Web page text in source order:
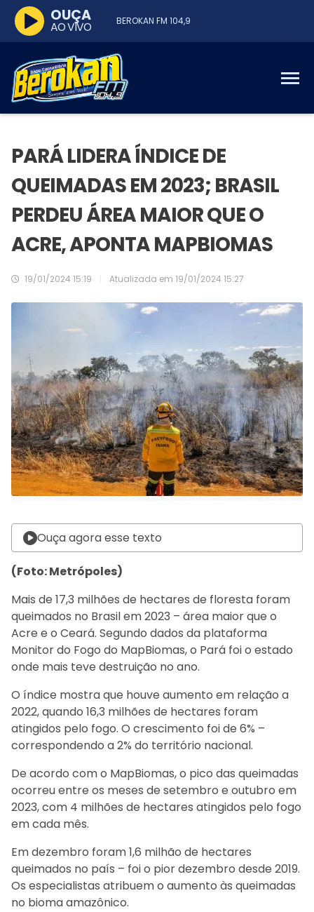
BEROKAN FM 104,9
OUÇA
AO VIVO
PARÁ LIDERA ÍNDICE DE
QUEIMADAS EM 2023; BRASIL
PERDEU ÁREA MAIOR QUE O
ACRE, APONTA MAPBIOMAS
19/01/2024 15:19 Atualizada em 19/01/2024 15:27
Ouça agora esse texto
(Foto: Metrópoles)
Mais de 17,3 milhões de hectares de floresta foram
queimados no Brasil em 2023 – área maior que o
Acre e o Ceará. Segundo dados da plataforma
Monitor do Fogo do MapBiomas, o Pará foi o estado
onde mais teve destruição no ano.
O índice mostra que houve aumento em relação a
2022, quando 16,3 milhões de hectares foram
atingidos pelo fogo. O crescimento foi de 6% –
correspondendo a 2% do território nacional.
De acordo com o MapBiomas, o pico das queimadas
ocorreu entre os meses de setembro e outubro em
2023, com 4 milhões de hectares atingidos pelo fogo
em cada mês.
Em dezembro foram 1,6 milhão de hectares
queimados no país – foi o pior dezembro desde 2019.
Os especialistas atribuem o aumento às queimadas
no bioma amazônico.